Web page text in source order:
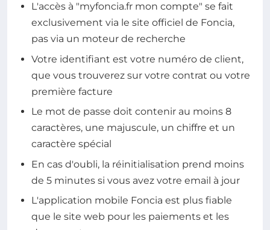
L'accès à "myfoncia.fr mon compte" se fait
exclusivement via le site officiel de Foncia,
pas via un moteur de recherche
Votre identifiant est votre numéro de client,
que vous trouverez sur votre contrat ou votre
première facture
Le mot de passe doit contenir au moins 8
caractères, une majuscule, un chiffre et un
caractère spécial
En cas d'oubli, la réinitialisation prend moins
de 5 minutes si vous avez votre email à jour
L'application mobile Foncia est plus fiable
que le site web pour les paiements et les